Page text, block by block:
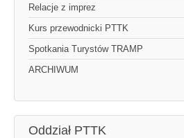
Relacje z imprez
Kurs przewodnicki PTTK
Spotkania Turystów TRAMP
ARCHIWUM
Oddział PTTK